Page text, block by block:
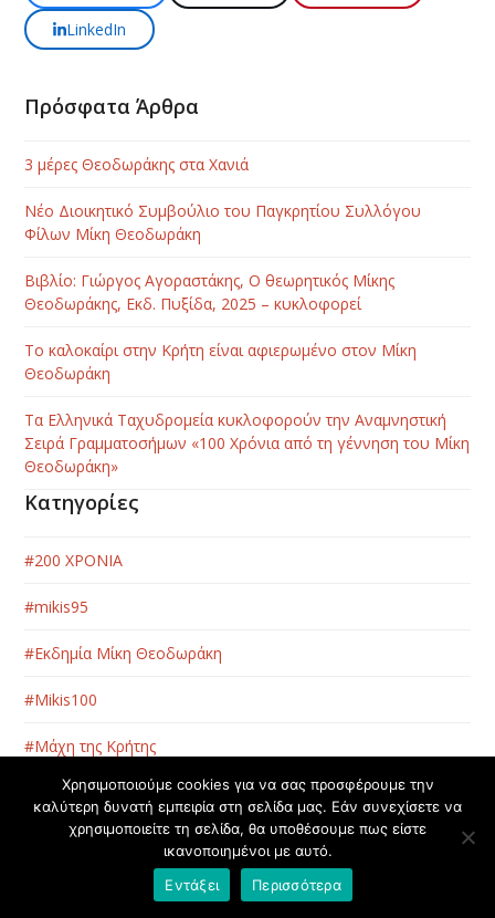
LinkedIn
Πρόσφατα Άρθρα
3 μέρες Θεοδωράκης στα Χανιά
Νέο Διοικητικό Συμβούλιο του Παγκρητίου Συλλόγου
Φίλων Μίκη Θεοδωράκη
Βιβλίο: Γιώργος Αγοραστάκης, Ο θεωρητικός Μίκης
Θεοδωράκης, Εκδ. Πυξίδα, 2025 – κυκλοφορεί
Το καλοκαίρι στην Κρήτη είναι αφιερωμένο στον Μίκη
Θεοδωράκη
Τα Ελληνικά Ταχυδρομεία κυκλοφορούν την Αναμνηστική
Σειρά Γραμματοσήμων «100 Χρόνια από τη γέννηση του Μίκη
Θεοδωράκη»
Κατηγορίες
#200 ΧΡΟΝΙΑ
#mikis95
#Εκδημία Μίκη Θεοδωράκη
#Μikis100
#Μάχη της Κρήτης
Ανακοίνωση
Ανάλυση
Χρησιμοποιούμε cookies για να σας προσφέρουμε την
καλύτερη δυνατή εμπειρία στη σελίδα μας. Εάν συνεχίσετε να
χρησιμοποιείτε τη σελίδα, θα υποθέσουμε πως είστε
ικανοποιημένοι με αυτό.
Εντάξει
Περισσότερα